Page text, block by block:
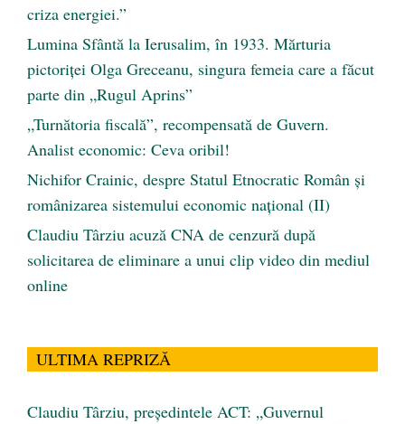
criza energiei.”
Lumina Sfântă la Ierusalim, în 1933. Mărturia
pictoriței Olga Greceanu, singura femeia care a făcut
parte din „Rugul Aprins”
„Turnătoria fiscală”, recompensată de Guvern.
Analist economic: Ceva oribil!
Nichifor Crainic, despre Statul Etnocratic Român şi
românizarea sistemului economic naţional (II)
Claudiu Târziu acuză CNA de cenzură după
solicitarea de eliminare a unui clip video din mediul
online
ULTIMA REPRIZĂ
Claudiu Târziu, președintele ACT: „Guvernul